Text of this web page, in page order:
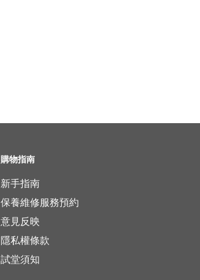
購物指南
新手指南
保養維修服務預約
意見反映
隱私權條款
試堂須知